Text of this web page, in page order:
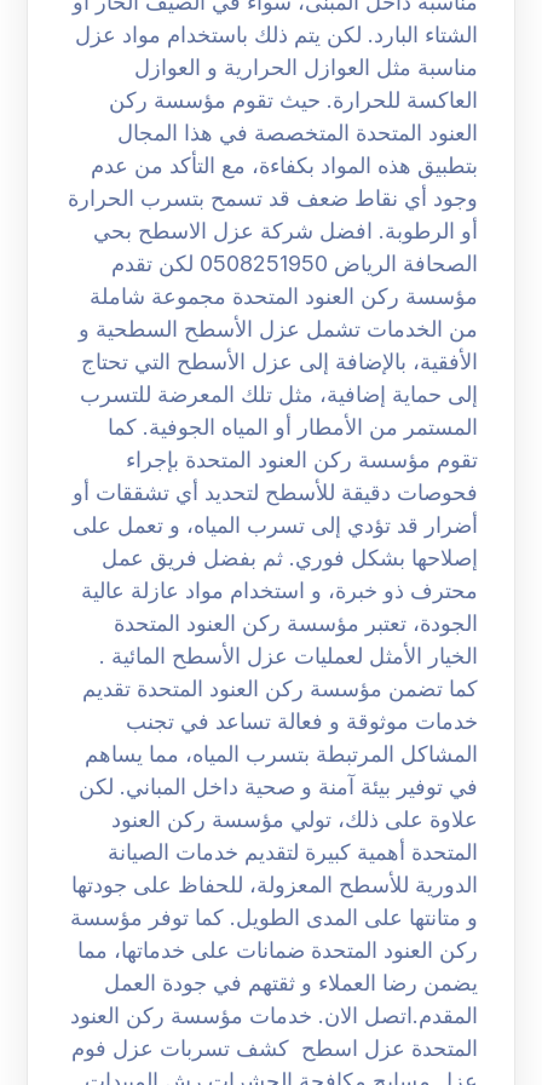
الشتاء البارد. لكن يتم ذلك باستخدام مواد عزل
مناسبة مثل العوازل الحرارية و العوازل
العاكسة للحرارة. حيث تقوم مؤسسة ركن
العنود المتحدة المتخصصة في هذا المجال
بتطبيق هذه المواد بكفاءة، مع التأكد من عدم
وجود أي نقاط ضعف قد تسمح بتسرب الحرارة
أو الرطوبة. افضل شركة عزل الاسطح بحي
الصحافة الرياض 0508251950 لكن تقدم
مؤسسة ركن العنود المتحدة مجموعة شاملة
من الخدمات تشمل عزل الأسطح السطحية و
الأفقية، بالإضافة إلى عزل الأسطح التي تحتاج
إلى حماية إضافية، مثل تلك المعرضة للتسرب
المستمر من الأمطار أو المياه الجوفية. كما
تقوم مؤسسة ركن العنود المتحدة بإجراء
فحوصات دقيقة للأسطح لتحديد أي تشققات أو
أضرار قد تؤدي إلى تسرب المياه، و تعمل على
إصلاحها بشكل فوري. ثم بفضل فريق عمل
محترف ذو خبرة، و استخدام مواد عازلة عالية
الجودة، تعتبر مؤسسة ركن العنود المتحدة
الخيار الأمثل لعمليات عزل الأسطح المائية .
كما تضمن مؤسسة ركن العنود المتحدة تقديم
خدمات موثوقة و فعالة تساعد في تجنب
المشاكل المرتبطة بتسرب المياه، مما يساهم
في توفير بيئة آمنة و صحية داخل المباني. لكن
علاوة على ذلك، تولي مؤسسة ركن العنود
المتحدة أهمية كبيرة لتقديم خدمات الصيانة
الدورية للأسطح المعزولة، للحفاظ على جودتها
و متانتها على المدى الطويل. كما توفر مؤسسة
ركن العنود المتحدة ضمانات على خدماتها، مما
يضمن رضا العملاء و ثقتهم في جودة العمل
المقدم.اتصل الان. خدمات مؤسسة ركن العنود
المتحدة عزل اسطح كشف تسربات عزل فوم